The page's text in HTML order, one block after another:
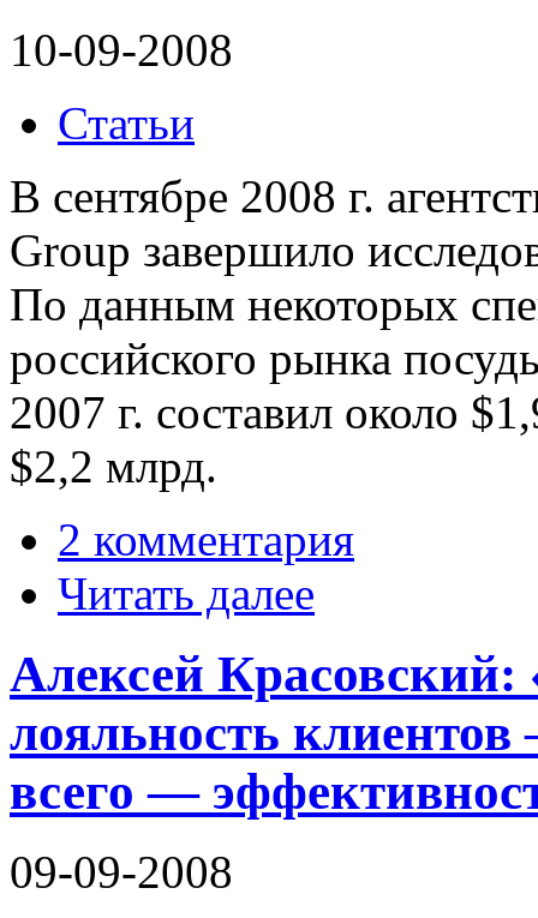
10-09-2008
Статьи
В сентябре 2008 г.
Group завершило
По данным некоторых
российского рынка
2007 г. составил около
$2,2 млрд.
2 комментария
Читать далее
Алексей Красовский:
лояльность
всего —
09-09-2008